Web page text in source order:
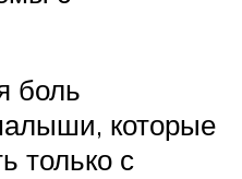
боль
которые
только с